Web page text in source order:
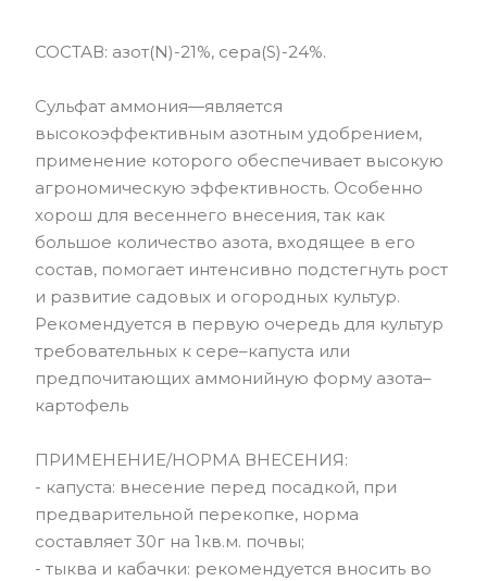
СОСТАВ: азот(N)-21%, сера(S)-24%.
Сульфат аммония—является
высокоэффективным азотным удобрением,
применение которого обеспечивает высокую
агрономическую эффективность. Особенно
хорош для весеннего внесения, так как
большое количество азота, входящее в его
состав, помогает интенсивно подстегнуть рост
и развитие садовых и огородных культур.
Рекомендуется в первую очередь для культур
требовательных к сере–капуста или
предпочитающих аммонийную форму азота–
картофель
ПРИМЕНЕНИЕ/НОРМА ВНЕСЕНИЯ:
- капуста: внесение перед посадкой, при
предварительной перекопке, норма
составляет 30г на 1кв.м. почвы;
- тыква и кабачки: рекомендуется вносить во